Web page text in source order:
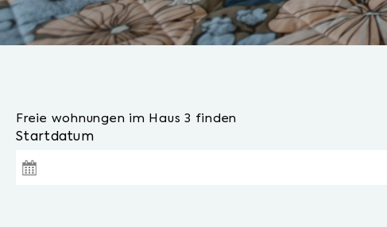
Freie wohnungen im Haus 3 finden
Startdatum